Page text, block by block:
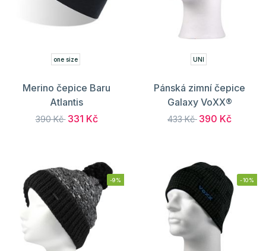
one size
Merino čepice Baru
Atlantis
390 Kč 331 Kč
UNI
Pánská zimní čepice
Galaxy VoXX®
433 Kč 390 Kč
-9% -10%